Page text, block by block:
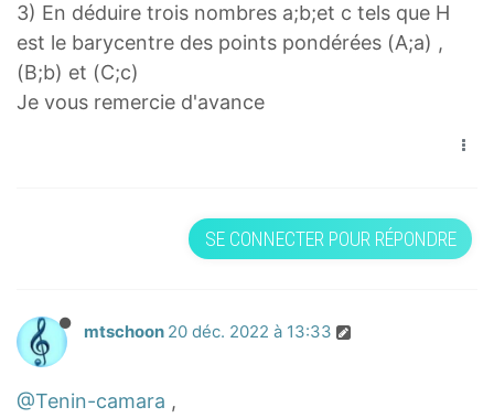
3) En déduire trois nombres a;b;et c tels que H
est le barycentre des points pondérées (A;a) ,
(B;b) et (C;c)
Je vous remercie d'avance
SE CONNECTER POUR RÉPONDRE
mtschoon 20 déc. 2022 à 13:33
@Tenin-camara ,